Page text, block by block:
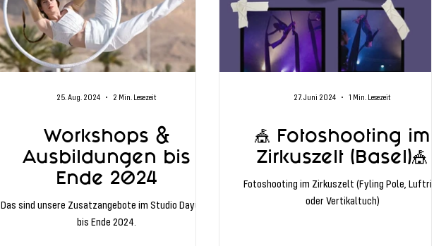
Workshops &
Ausbildungen bis
Ende 2024
Das sind unsere Zusatzangebote im Studio Dayuma
bis Ende 2024.
25. Aug. 2024 2 Min. Lesezeit
🎪 Fotoshooting im
Zirkuszelt (Basel)🎪
Fotoshooting im Zirkuszelt (Fyling Pole, Luftring
oder Vertikaltuch)
27. Juni 2024 1 Min. Lesezeit